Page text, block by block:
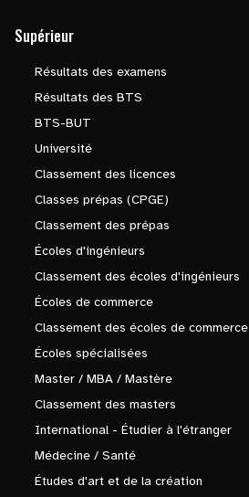
Supérieur
Résultats des examens
Résultats des BTS
BTS-BUT
Université
Classement des licences
Classes prépas (CPGE)
Classement des prépas
Écoles d'ingénieurs
Classement des écoles d'ingénieurs
Écoles de commerce
Classement des écoles de commerce
Écoles spécialisées
Master / MBA / Mastère
Classement des masters
International - Étudier à l'étranger
Médecine / Santé
Études d'art et de la création